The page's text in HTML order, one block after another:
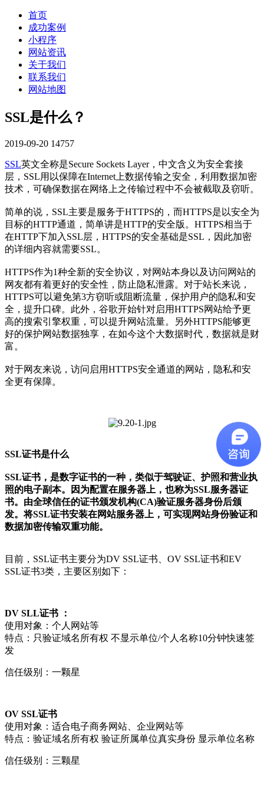
首页
成功案例
小程序
网站资讯
关于我们
联系我们
网站地图
SSL是什么？
2019-09-20 14757
SSL英文全称是Secure Sockets Layer，中文含义为安全套接
层，SSL用以保障在Internet上数据传输之安全，利用数据加密
技术，可确保数据在网络上之传输过程中不会被截取及窃听。
简单的说，SSL主要是服务于HTTPS的，而HTTPS是以安全为
目标的HTTP通道，简单讲是HTTP的安全版。HTTPS相当于
在HTTP下加入SSL层，HTTPS的安全基础是SSL，因此加密
的详细内容就需要SSL。
HTTPS作为1种全新的安全协议，对网站本身以及访问网站的
网友都有着更好的安全性，防止隐私泄露。对于站长来说，
HTTPS可以避免第3方窃听或阻断流量，保护用户的隐私和安
全，提升口碑。此外，谷歌开始针对启用HTTPS网站给予更
高的搜索引擎权重，可以提升网站流量。另外HTTPS能够更
好的保护网站数据独享，在如今这个大数据时代，数据就是财
富。
对于网友来说，访问启用HTTPS安全通道的网站，隐私和安
全更有保障。
SSL证书是什么
SSL证书，是数字证书的一种，类似于驾驶证、护照和营业执
照的电子副本。因为配置在服务器上，也称为SSL服务器证
书。由全球信任的证书颁发机构(CA)验证服务器身份后颁
发。将SSL证书安装在网站服务器上，可实现网站身份验证和
数据加密传输双重功能。
目前，SSL证书主要分为DV SSL证书、OV SSL证书和EV
SSL证书3类，主要区别如下：
DV SLL证书 ：
使用对象：个人网站等
特点：只验证域名所有权 不显示单位/个人名称10分钟快速签
发
信任级别：一颗星
OV SSL证书
使用对象：适合电子商务网站、企业网站等
特点：验证域名所有权 验证所属单位真实身份 显示单位名称
信任级别：三颗星